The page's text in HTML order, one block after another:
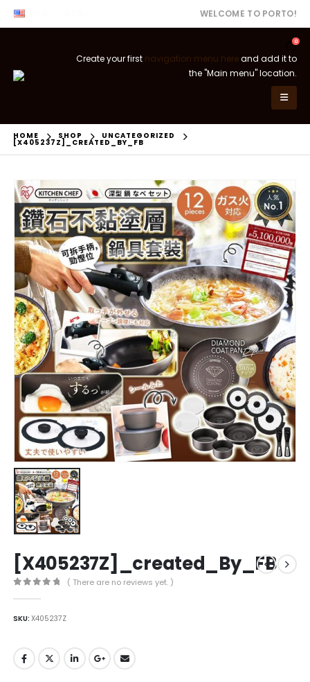
WELCOME TO PORTO!
0
Create your first navigation menu hereand add it to
the "Main menu" location.
HOME SHOP UNCATEGORIZED
[X405237Z]_CREATED_BY_FB
[X405237Z]_created_By_FB
( There are no reviews yet. )
SKU:X405237Z